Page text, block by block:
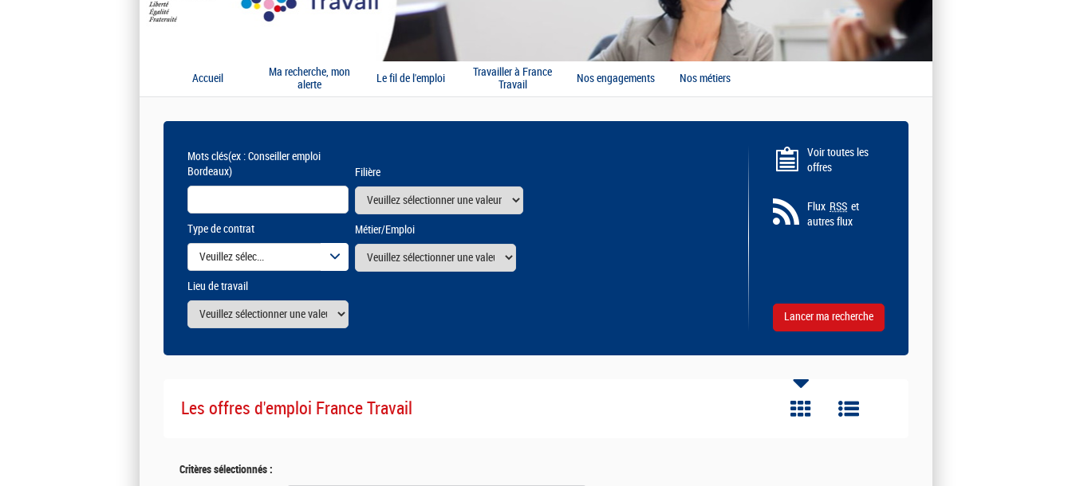
Accueil
Ma recherche, mon
alerte
Le fil de l'emploi
Travailler à France
Travail
Nos engagements Nos métiers
Mots clés(ex : Conseiller emploi
Bordeaux)
Filière
Type de contrat
Veuillez sélectionner une ou des valeurs
Métier/Emploi
Lieu de travail
Voir toutes les
offres
Flux RSS et
autres flux
Les offres d'emploi France Travail
Critères sélectionnés :